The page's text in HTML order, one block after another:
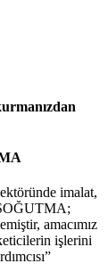
imalat,
amacımız
işlerini